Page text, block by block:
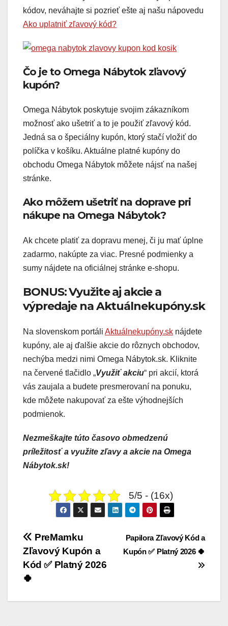
kódov, neváhajte si pozrieť ešte aj našu nápovedu
Ako uplatniť zľavový kód?
Čo je to Omega Nábytok zľavový
kupón?
Omega Nábytok poskytuje svojim zákazníkom
možnosť ako ušetriť a to je použiť zľavový kód.
Jedná sa o špeciálny kupón, ktorý stačí vložiť do
políčka v košíku. Aktuálne platné kupóny do
obchodu Omega Nábytok môžete nájsť na našej
stránke.
Ako môžem ušetriť na doprave pri
nákupe na Omega Nábytok?
Ak chcete platiť za dopravu menej, či ju mať úplne
zadarmo, nakúpte za viac. Presné podmienky a
sumy nájdete na oficiálnej stránke e-shopu.
BONUS: Využite aj akcie a
výpredaje na Aktuálnekupóny.sk
Na slovenskom portáli Aktuálnekupóny.sk nájdete
kupóny, ale aj ďalšie akcie do rôznych obchodov,
nechýba medzi nimi Omega Nábytok.sk. Kliknite
na červené tlačidlo „Využiť akciu“ pri akcií, ktorá
vás zaujala a budete presmerovaní na ponuku,
kde môžete nakupovať za ešte výhodnejších
podmienok.
Nezmeškajte túto časovo obmedzenú
príležitosť a využite zľavy a akcie na Omega
Nábytok.sk!
5/5 - (16x)
Navigácia
v
článku
Papilora Zľavový Kód a
Kupón ✅ Platný 2026 🍀
PreMamku
Zľavový Kupón a
Kód ✅ Platný 2026
🍀